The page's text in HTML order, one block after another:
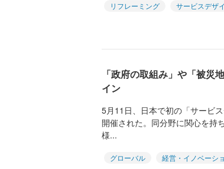
リフレーミング
サービスデザ
「政府の取組み」や「被災
イン
5月11日、日本で初の「サービ
開催された。同分野に関心を持
様...
グローバル 経営・イノベーシ